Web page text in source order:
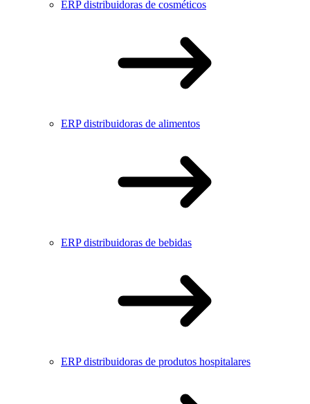
ERP distribuidoras de cosméticos
ERP distribuidoras de alimentos
ERP distribuidoras de bebidas
ERP distribuidoras de produtos hospitalares